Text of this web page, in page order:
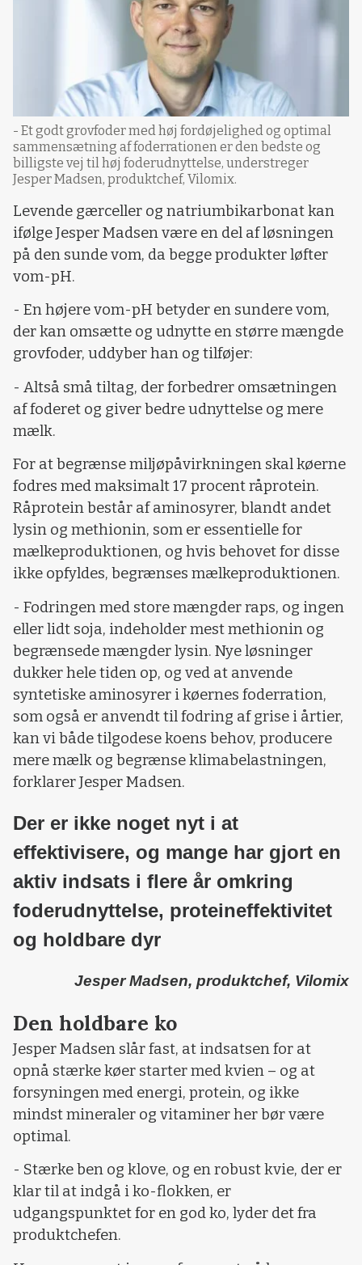
- Et godt grovfoder med høj fordøjelighed og optimal
sammensætning af foderrationen er den bedste og
billigste vej til høj foderudnyttelse, understreger
Jesper Madsen, produktchef, Vilomix.
Levende gærceller og natriumbikarbonat kan
ifølge Jesper Madsen være en del af løsningen
på den sunde vom, da begge produkter løfter
vom-pH.
- En højere vom-pH betyder en sundere vom,
der kan omsætte og udnytte en større mængde
grovfoder, uddyber han og tilføjer:
- Altså små tiltag, der forbedrer omsætningen
af foderet og giver bedre udnyttelse og mere
mælk.
For at begrænse miljøpåvirkningen skal køerne
fodres med maksimalt 17 procent råprotein.
Råprotein består af aminosyrer, blandt andet
lysin og methionin, som er essentielle for
mælkeproduktionen, og hvis behovet for disse
ikke opfyldes, begrænses mælkeproduktionen.
- Fodringen med store mængder raps, og ingen
eller lidt soja, indeholder mest methionin og
begrænsede mængder lysin. Nye løsninger
dukker hele tiden op, og ved at anvende
syntetiske aminosyrer i køernes foderration,
som også er anvendt til fodring af grise i årtier,
kan vi både tilgodese koens behov, producere
mere mælk og begrænse klimabelastningen,
forklarer Jesper Madsen.
Der er ikke noget nyt i at
effektivisere, og mange har gjort en
aktiv indsats i flere år omkring
foderudnyttelse, proteineffektivitet
og holdbare dyr
Jesper Madsen, produktchef, Vilomix
Den holdbare ko
Jesper Madsen slår fast, at indsatsen for at
opnå stærke køer starter med kvien – og at
forsyningen med energi, protein, og ikke
mindst mineraler og vitaminer her bør være
optimal.
- Stærke ben og klove, og en robust kvie, der er
klar til at indgå i ko-flokken, er
udgangspunktet for en god ko, lyder det fra
produktchefen.